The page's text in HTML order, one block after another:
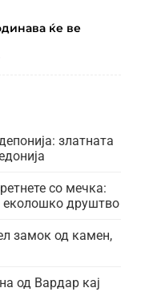
ќе ве
златната
со мечка:
еколошко друштво
замок од камен,
од Вардар кај